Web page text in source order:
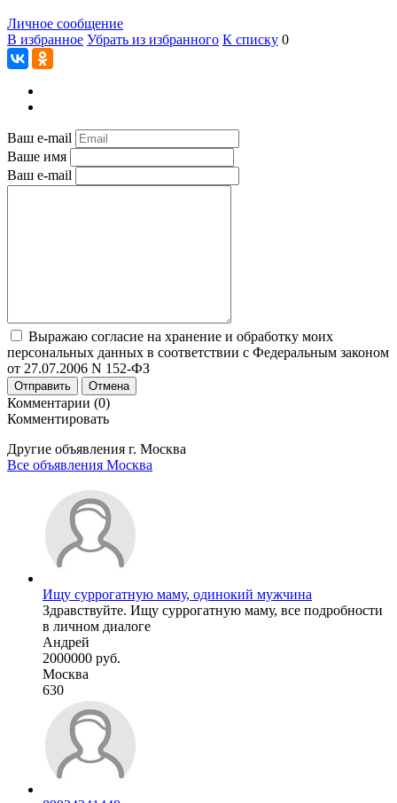
Личное сообщение
В избранное Убрать из избранного К списку 0
Ваш e-mail
Ваше имя
Ваш e-mail
Выражаю согласие на хранение и обработку моих
персональных данных в соответствии с Федеральным законом
от 27.07.2006 N 152-ФЗ
Отправить Отмена
Комментарии (0)
Комментировать
Другие объявления г. Москва
Все объявления Москва
Ищу суррогатную маму, одинокий мужчина
Здравствуйте. Ищу суррогатную маму, все подробности
в личном диалоге
Андрей
2000000 руб.
Москва
630